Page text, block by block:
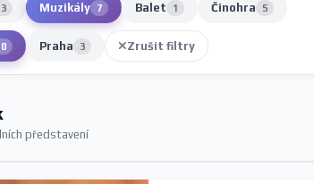
Muzikály 7 Balet 1 Činohra 5
Praha 3 Zrušit filtry
představení